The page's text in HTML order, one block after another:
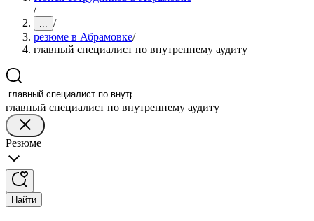
/
... /
резюме в Абрамовке/
главный специалист по внутреннему аудиту
главный специалист по внутреннему аудиту
Резюме
Найти